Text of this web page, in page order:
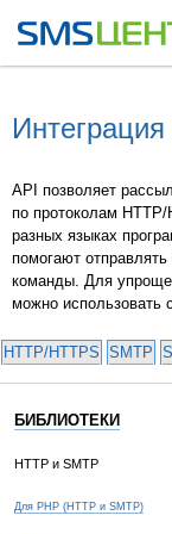
API позволяет
по протоколам
разных языках
помогают
команды. Для
можно использовать
HTTP/HTTPS SMTP
БИБЛИОТЕКИ
HTTP и SMTP
Для PHP (HTTP и SMTP)